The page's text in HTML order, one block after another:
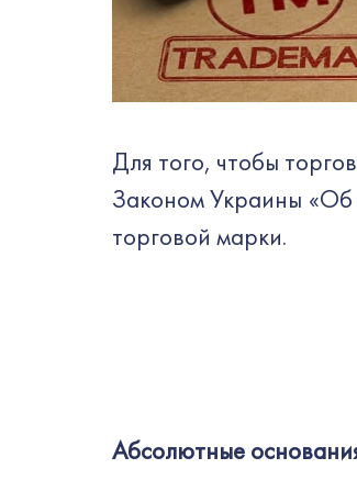
Для того, чтобы
Законом Украины «Об
торговой марки.
Абсолютные